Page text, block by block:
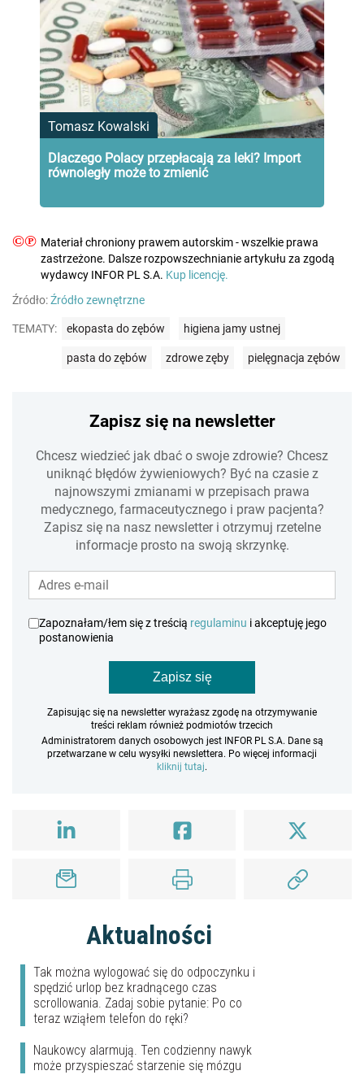
Tomasz Kowalski
Dlaczego Polacy przepłacają za leki? Import
równoległy może to zmienić
©℗ Materiał chroniony prawem autorskim - wszelkie prawa
zastrzeżone. Dalsze rozpowszechnianie artykułu za zgodą
wydawcy INFOR PL S.A. Kup licencję.
Źródło:Źródło zewnętrzne
TEMATY: ekopasta do zębów higiena jamy ustnej
pasta do zębów zdrowe zęby pielęgnacja zębów
Zapisz się na newsletter
Chcesz wiedzieć jak dbać o swoje zdrowie? Chcesz
uniknąć błędów żywieniowych? Być na czasie z
najnowszymi zmianami w przepisach prawa
medycznego, farmaceutycznego i praw pacjenta?
Zapisz się na nasz newsletter i otrzymuj rzetelne
informacje prosto na swoją skrzynkę.
Zapoznałam/łem się z treścią regulaminu i akceptuję jego
postanowienia
Zapisz się
Zapisując się na newsletter wyrażasz zgodę na otrzymywanie
treści reklam również podmiotów trzecich
Administratorem danych osobowych jest INFOR PL S.A. Dane są
przetwarzane w celu wysyłki newslettera. Po więcej informacji
kliknij tutaj.
Aktualności
Tak można wylogować się do odpoczynku i
spędzić urlop bez kradnącego czas
scrollowania. Zadaj sobie pytanie: Po co
teraz wziąłem telefon do ręki?
Naukowcy alarmują. Ten codzienny nawyk
może przyspieszać starzenie się mózgu